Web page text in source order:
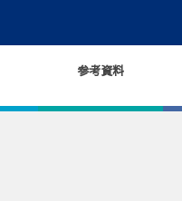
参考資料